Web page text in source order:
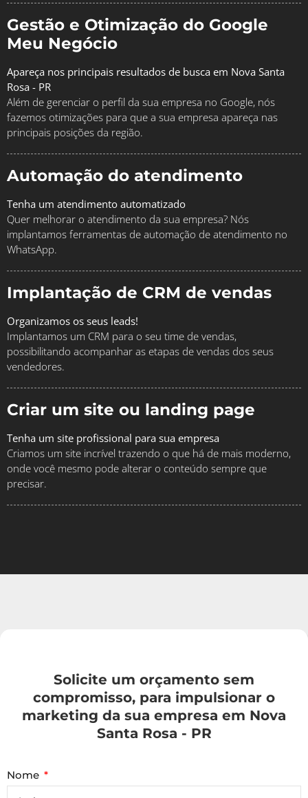
Gestão e Otimização do Google
Meu Negócio
Apareça nos principais resultados de busca em Nova Santa
Rosa - PR
Além de gerenciar o perfil da sua empresa no Google, nós
fazemos otimizações para que a sua empresa apareça nas
principais posições da região.
Automação do atendimento
Tenha um atendimento automatizado
Quer melhorar o atendimento da sua empresa? Nós
implantamos ferramentas de automação de atendimento no
WhatsApp.
Implantação de CRM de vendas
Organizamos os seus leads!
Implantamos um CRM para o seu time de vendas,
possibilitando acompanhar as etapas de vendas dos seus
vendedores.
Criar um site ou landing page
Tenha um site profissional para sua empresa
Criamos um site incrível trazendo o que há de mais moderno,
onde você mesmo pode alterar o conteúdo sempre que
precisar.
Solicite um orçamento sem
compromisso, para impulsionar o
marketing da sua empresa em Nova
Santa Rosa - PR
Nome